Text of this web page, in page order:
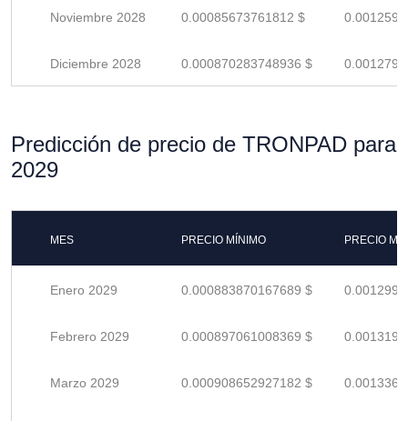
Noviembre 2028 0.00085673761812 $
Diciembre 2028 0.000870283748936 $
Predicción de precio de TRONPAD para
2029
MES PRECIO MÍNIMO PRECIO
Enero 2029 0.000883870167689 $
Febrero 2029 0.000897061008369 $
Marzo 2029 0.000908652927182 $